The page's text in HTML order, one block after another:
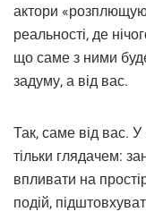
актори
реальності, де
що саме з ними
задуму, а від вас.
Так, саме від вас. У
тільки глядачем:
впливати на
подій,